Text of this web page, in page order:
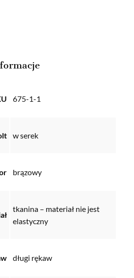
675-1-1
w serek
brązowy
tkanina – materiał nie jest
elastyczny
długi rękaw